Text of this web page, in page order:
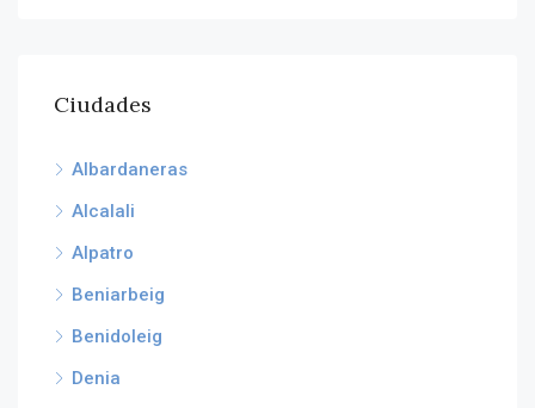
Ciudades
Albardaneras
Alcalali
Alpatro
Beniarbeig
Benidoleig
Denia